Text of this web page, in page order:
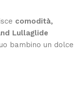
comodità,
Lullaglide
bambino un dolce